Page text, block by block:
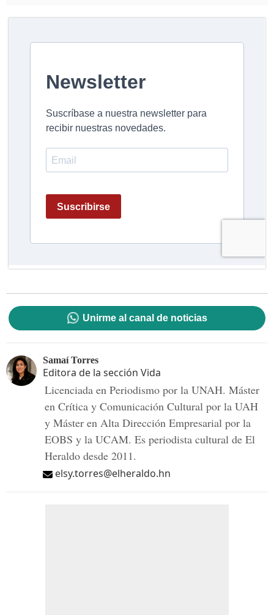
Unirme al canal de noticias
Samaí Torres
Editora de la sección Vida
Licenciada en Periodismo por la UNAH. Máster
en Crítica y Comunicación Cultural por la UAH
y Máster en Alta Dirección Empresarial por la
EOBS y la UCAM. Es periodista cultural de El
Heraldo desde 2011.
elsy.torres@elheraldo.hn